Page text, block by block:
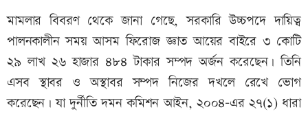
মামলার বিবরণ থেকে জানা গে‌ছে, সরকারি উচ্চপ‌দে দায়িত্ব
পালনকালীন সময় আসম ফিরোজ জ্ঞাত আয়ের বাইরে ৩ কোটি
২৯ লাখ ২৬ হাজার ৪৮৪ টাকার সম্পদ অর্জন করেছেন। তিনি
এসব স্থাবর ও অস্থাবর সম্পদ নিজের দখলে রেখে ভোগ
করেছেন। যা দুর্নীতি দমন কমিশন আইন, ২০০৪-এর ২৭(১) ধারা